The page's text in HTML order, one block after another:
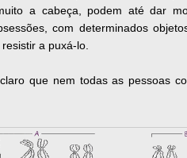
a cabeça, podem até dar
com determinados
a puxá-lo.
que nem todas as pessoas